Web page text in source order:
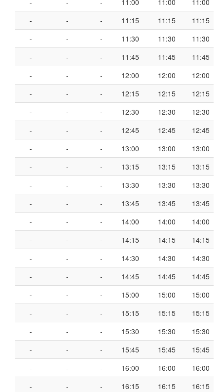
- - - 11:00 11:00
11:00
-
- - 11:15 11:15
11:15
-
- - 11:30 11:30
11:30
-
- - 11:45 11:45
11:45
-
- - 12:00 12:00
12:00
-
- - 12:15 12:15
12:15
-
- - 12:30 12:30
12:30
-
- - 12:45 12:45
12:45
-
- - 13:00 13:00
13:00
-
- - 13:15 13:15
13:15
-
- - 13:30 13:30
13:30
-
- - 13:45 13:45
13:45
-
- - 14:00 14:00
14:00
-
- - 14:15 14:15
14:15
-
- - 14:30 14:30
14:30
-
- - 14:45 14:45
14:45
-
- - 15:00 15:00
15:00
-
- - 15:15 15:15
15:15
-
- - 15:30 15:30
15:30
-
- - 15:45 15:45
15:45
-
- - 16:00 16:00
16:00
-
- - 16:15 16:15
16:15